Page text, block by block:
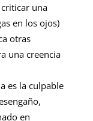
una
en los ojos)
otras
una creencia
es la culpable
en